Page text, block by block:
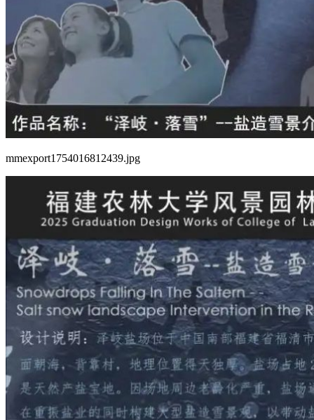
mmexport1754016812439.jpg